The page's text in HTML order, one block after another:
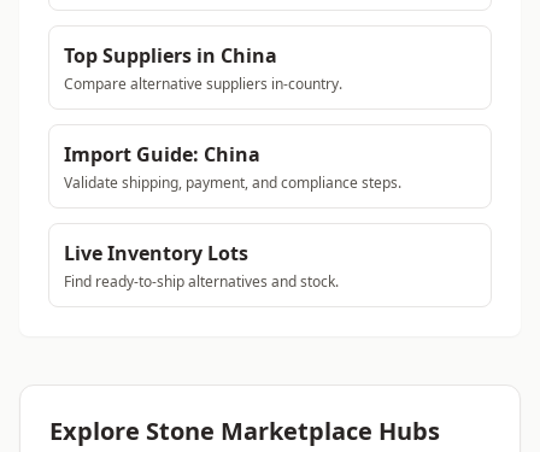
Top Suppliers in China
Compare alternative suppliers in-country.
Import Guide: China
Validate shipping, payment, and compliance steps.
Live Inventory Lots
Find ready-to-ship alternatives and stock.
Explore Stone Marketplace Hubs